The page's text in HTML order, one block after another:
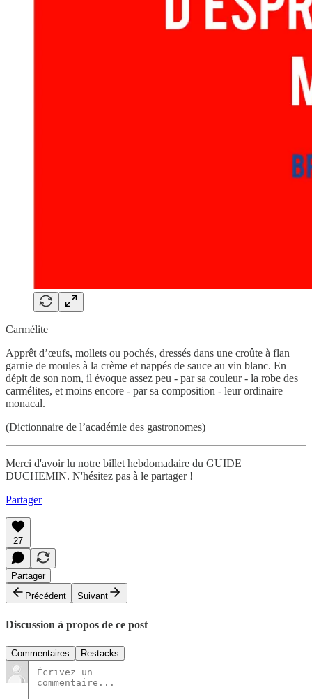
Carmélite
Apprêt d’œufs, mollets ou pochés, dressés dans une croûte à flan
garnie de moules à la crème et nappés de sauce au vin blanc. En
dépit de son nom, il évoque assez peu - par sa couleur - la robe des
carmélites, et moins encore - par sa composition - leur ordinaire
monacal.
(Dictionnaire de l’académie des gastronomes)
Merci d'avoir lu notre billet hebdomadaire du GUIDE
DUCHEMIN. N'hésitez pas à le partager !
Partager
27
Partager
Précédent
Suivant
Discussion à propos de ce post
Commentaires Restacks